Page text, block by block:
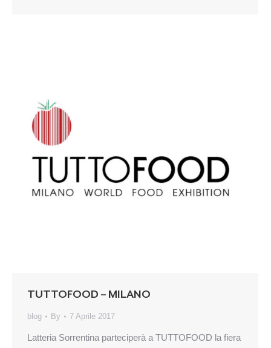
TUTTOFOOD – MILANO
blog By 7 Aprile 2017
Latteria Sorrentina parteciperà a TUTTOFOOD la fiera